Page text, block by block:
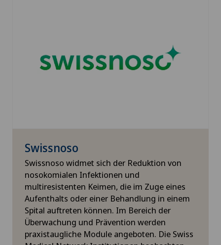
Swissnoso
Swissnoso widmet sich der Reduktion von
nosokomialen Infektionen und
multiresistenten Keimen, die im Zuge eines
Aufenthalts oder einer Behandlung in einem
Spital auftreten können. Im Bereich der
Überwachung und Prävention werden
praxistaugliche Module angeboten. Die Swiss